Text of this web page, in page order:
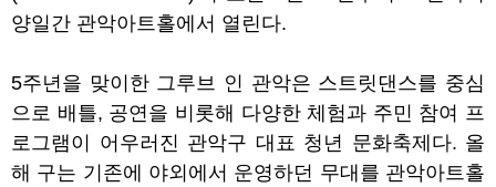
양일간 관악아트홀에서 열린다.
5주년을 맞이한 그루브 인 관악은 스트릿댄스를 중심
으로 배틀, 공연을 비롯해 다양한 체험과 주민 참여 프
로그램이 어우러진 관악구 대표 청년 문화축제다. 올
해 구는 기존에 야외에서 운영하던 무대를 관악아트홀